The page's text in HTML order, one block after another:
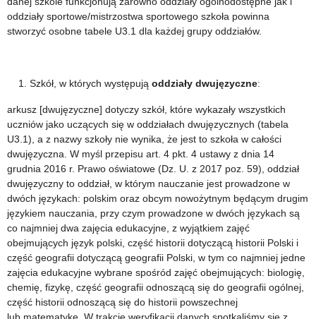
oddziały sportowe/mistrzostwa sportowego szkoła powinna
stworzyć osobne tabele U3.1 dla każdej grupy oddziałów.
Szkół, w których występują oddziały dwujęzyczne:
arkusz [dwujęzyczne] dotyczy szkół, które wykazały wszystkich
uczniów jako uczących się w oddziałach dwujęzycznych (tabela
U3.1), a z nazwy szkoły nie wynika, że jest to szkoła w całości
dwujęzyczna. W myśl przepisu art. 4 pkt. 4 ustawy z dnia 14
grudnia 2016 r. Prawo oświatowe (Dz. U. z 2017 poz. 59), oddział
dwujęzyczny to oddział, w którym nauczanie jest prowadzone w
dwóch językach: polskim oraz obcym nowożytnym będącym drugim
językiem nauczania, przy czym prowadzone w dwóch językach są
co najmniej dwa zajęcia edukacyjne, z wyjątkiem zajęć
obejmujących język polski, część historii dotyczącą historii Polski i
część geografii dotyczącą geografii Polski, w tym co najmniej jedne
zajęcia edukacyjne wybrane spośród zajęć obejmujących: biologię,
chemię, fizykę, część geografii odnoszącą się do geografii ogólnej,
część historii odnoszącą się do historii powszechnej